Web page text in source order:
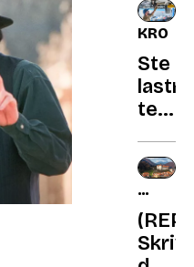
Ste
zakaj
je
vaš
ŠKOFJA
LOKA